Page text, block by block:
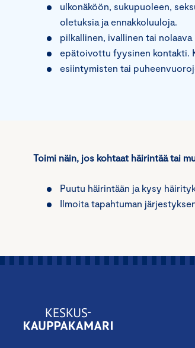
ulkonäköön, sukupuoleen,
oletuksia ja ennakkoluuloja.
pilkallinen, ivallinen tai
epätoivottu fyysinen kontakti.
esiintymisten tai
Toimi näin, jos kohtaat häirintää tai
Puutu häirintään ja kysy
Ilmoita tapahtuman